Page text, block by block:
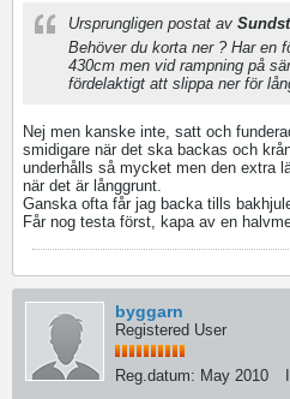
Ursprungligen postat av
Behöver du korta ner ? Har en
430cm men vid rampning på
fördelaktigt att slippa ner för
Nej men kanske inte, satt och
smidigare när det ska backas och
underhålls så mycket men den extra
när det är långgrunt.
Ganska ofta får jag backa tills
Får nog testa först, kapa av en
byggarn
Registered User
Reg.datum: May 2010